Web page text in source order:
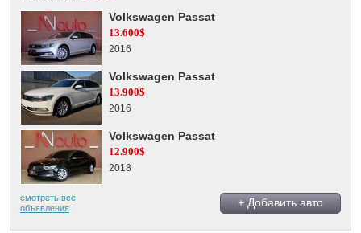
Volkswagen Passat
13.600$
2016
Volkswagen Passat
13.900$
2016
Volkswagen Passat
12.900$
2018
+ Добавить авто
смотреть все
объявления